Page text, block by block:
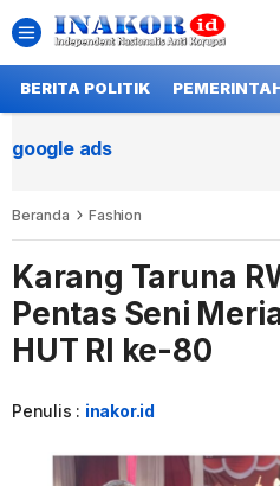
BERITA POLITIK
google ads
Beranda Fashion
Karang Taruna
Pentas Seni
HUT RI ke-80
Penulis : inakor.id